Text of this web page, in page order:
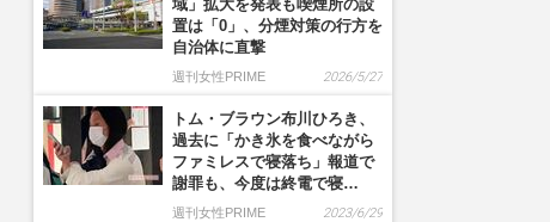
域」拡大を発表も喫煙所の設
置は「0」、分煙対策の行方を
自治体に直撃
週刊女性PRIME 2026/5/27
トム・ブラウン布川ひろき、
過去に「かき氷を食べながら
ファミレスで寝落ち」報道で
謝罪も、今度は終電で寝…
週刊女性PRIME 2023/6/29